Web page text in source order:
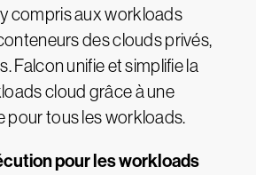
compris aux workloads
des clouds privés,
Falcon unifie et simplifie la
cloud grâce à une
pour tous les workloads.
pour les workloads